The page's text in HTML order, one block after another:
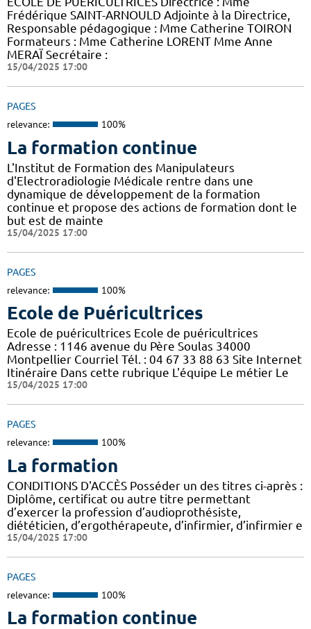
Frédérique SAINT-ARNOULD Adjointe à la Directrice,
Responsable pédagogique : Mme Catherine TOIRON
Formateurs : Mme Catherine LORENT Mme Anne
MERAÏ Secrétaire :
15/04/2025 17:00
PAGES
relevance: 100%
La formation continue
L'Institut de Formation des Manipulateurs
d'Electroradiologie Médicale rentre dans une
dynamique de développement de la formation
continue et propose des actions de formation dont le
but est de mainte
15/04/2025 17:00
PAGES
relevance: 100%
Ecole de Puéricultrices
Ecole de puéricultrices Ecole de puéricultrices
Adresse : 1146 avenue du Père Soulas 34000
Montpellier Courriel Tél. : 04 67 33 88 63 Site Internet
Itinéraire Dans cette rubrique L'équipe Le métier Le
15/04/2025 17:00
PAGES
relevance: 100%
La formation
CONDITIONS D'ACCÈS Posséder un des titres ci-après :
Diplôme, certificat ou autre titre permettant
d’exercer la profession d’audioprothésiste,
diététicien, d’ergothérapeute, d’infirmier, d’infirmier e
15/04/2025 17:00
PAGES
relevance: 100%
La formation continue